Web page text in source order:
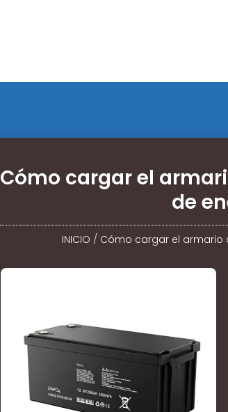
Cómo cargar el
de
INICIO / Cómo cargar el